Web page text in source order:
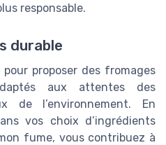
responsable.
durable
proposer des fromages
aux attentes des
de l’environnement. En
vos choix d’ingrédients
fume, vous contribuez à